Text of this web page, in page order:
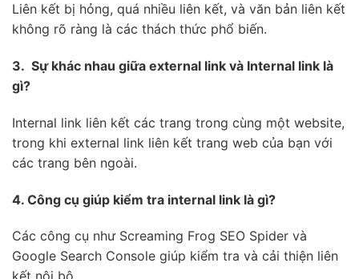
Liên kết bị hỏng, quá nhiều liên kết, và văn bản liên kết
không rõ ràng là các thách thức phổ biến.
3. Sự khác nhau giữa external link và Internal link là
gì?
Internal link liên kết các trang trong cùng một website,
trong khi external link liên kết trang web của bạn với
các trang bên ngoài.
4. Công cụ giúp kiểm tra internal link là gì?
Các công cụ như Screaming Frog SEO Spider và
Google Search Console giúp kiểm tra và cải thiện liên